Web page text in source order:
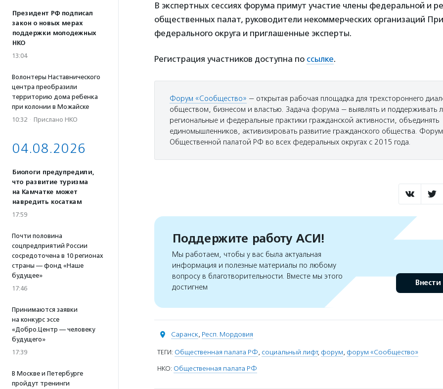
Президент РФ подписал
закон о новых мерах
поддержки молодежных
НКО
13:04
Волонтеры Наставнического
центра преобразили
территорию дома ребенка
при колонии в Можайске
10:32 · Прислано НКО
04.08.2026
Биологи предупредили,
что развитие туризма
на Камчатке может
навредить косаткам
17:59
Почти половина
соцпредприятий России
сосредоточена в 10 регионах
страны — фонд «Наше
будущее»
17:46
Принимаются заявки
на конкурс эссе
«Добро.Центр — человеку
будущего»
17:39
В Москве и Петербурге
пройдут тренинги
В экспертных сессиях форума примут участие члены федеральной и
общественных палат, руководители некоммерческих организаций
федерального округа и приглашенные эксперты.
Регистрация участников доступна по ссылке.
Форум «Сообщество» — открытая рабочая площадка для трехстороннего
обществом, бизнесом и властью. Задача форума — выявлять и поддерживать
региональные и федеральные практики гражданской активности, объединять
единомышленников, активизировать развитие гражданского общества.
Общественной палатой РФ во всех федеральных округах с 2015 года.
Поддержите работу АСИ!
Мы работаем, чтобы у вас была актуальная
информация и полезные материалы по любому
вопросу в благотворительности. Вместе мы этого
достигнем
Внести
Саранск, Респ. Мордовия
ТЕГИ: Общественная палата РФ, социальный лифт, форум, форум «Сообщество»
НКО: Общественная палата РФ